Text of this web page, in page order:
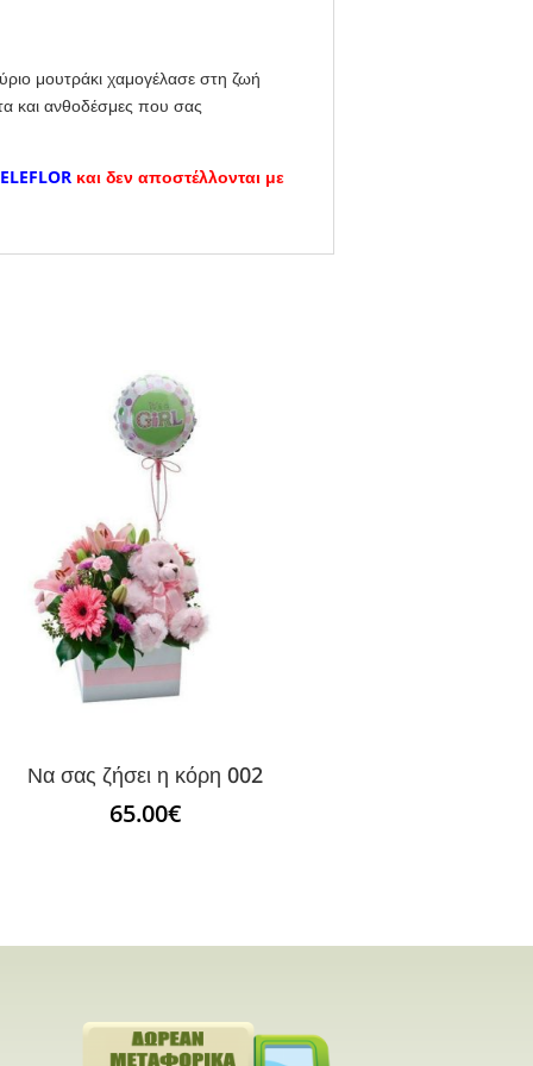
μουτράκι χαμογέλασε στη ζωή
και ανθοδέσμες που σας
και δεν αποστέλλονται με
Να σας ζήσει η κόρη 002
65.00€